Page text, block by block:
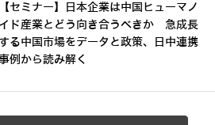
【セミナー】日本企業は中国ヒューマノ
イド産業とどう向き合うべきか 急成長
する中国市場をデータと政策、日中連携
例から読み解く